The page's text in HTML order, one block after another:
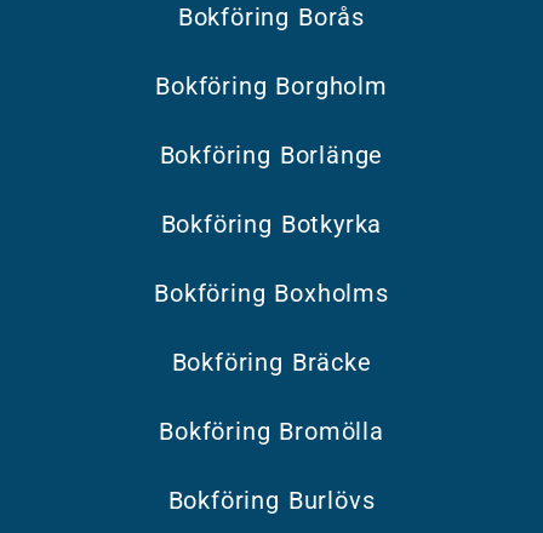
Bokföring Borås
Bokföring Borgholm
Bokföring Borlänge
Bokföring Botkyrka
Bokföring Boxholms
Bokföring Bräcke
Bokföring Bromölla
Bokföring Burlövs